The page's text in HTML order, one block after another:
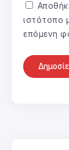
ιστότοπο
επόμενη